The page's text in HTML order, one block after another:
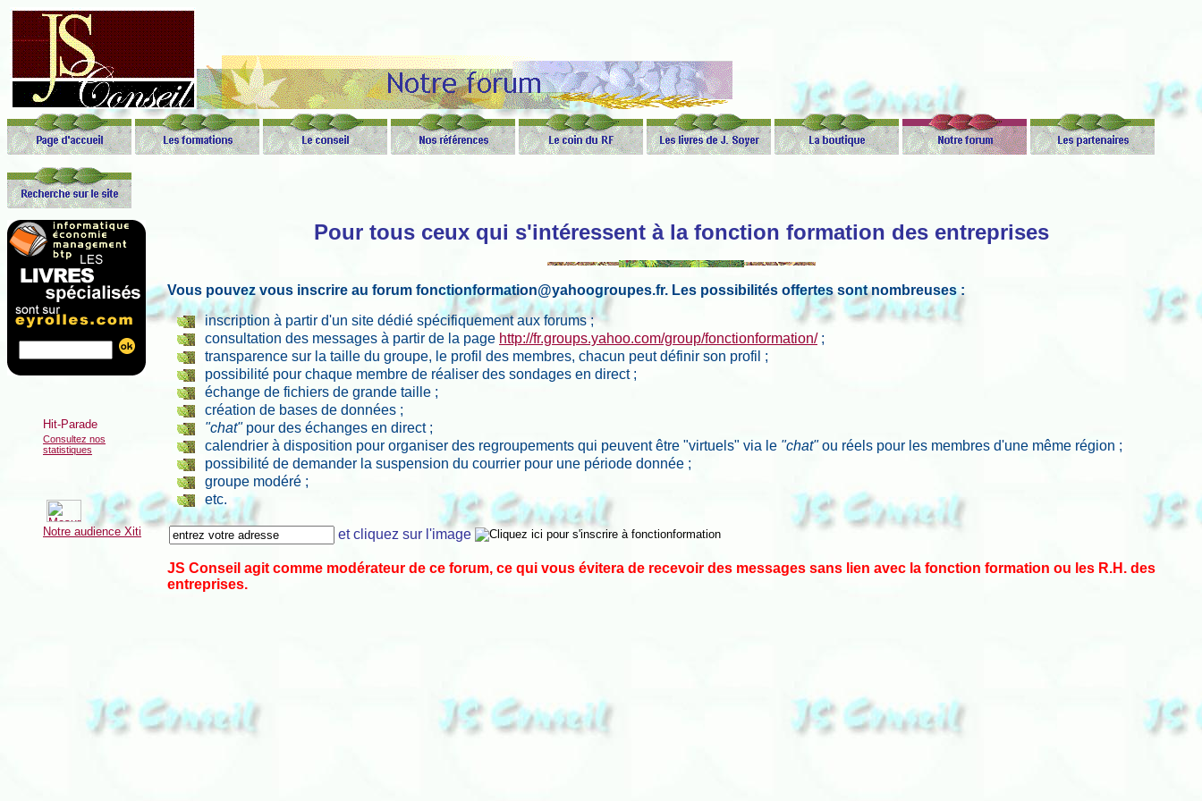
Consultez nos
statistiques
Notre audience Xiti
Pour tous ceux qui s'intéressent à la fonction formation des entreprises
Vous pouvez vous inscrire au forum fonctionformation@yahoogroupes.fr. Les possibilités offertes sont nombreuses :
inscription à partir d'un site dédié spécifiquement aux forums ;
consultation des messages à partir de la page http://fr.groups.yahoo.com/group/fonctionformation/ ;
transparence sur la taille du groupe, le profil des membres, chacun peut définir son profil ;
possibilité pour chaque membre de réaliser des sondages en direct ;
échange de fichiers de grande taille ;
création de bases de données ;
"chat"pour des échanges en direct ;
calendrier à disposition pour organiser des regroupements qui peuvent être "virtuels" via le "chat"ou réels pour les membres d'une même région ;
possibilité de demander la suspension du courrier pour une période donnée ;
groupe modéré ;
etc.
et cliquez sur l'image
JS Conseil agit comme modérateur de ce forum, ce qui vous évitera de recevoir des messages sans lien avec la fonction formation ou les R.H. des
entreprises.